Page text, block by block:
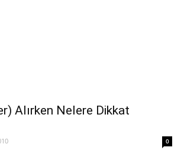
Alırken Nelere Dikkat
0